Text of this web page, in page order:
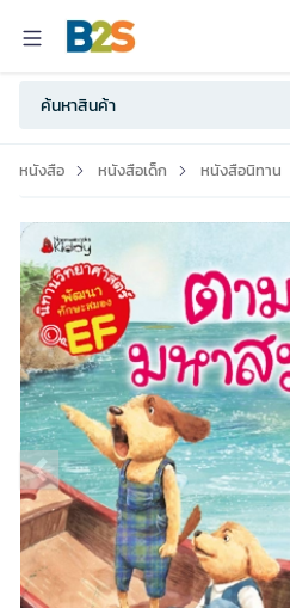
หนังสือ หนังสือเด็ก หนังสือนิทาน
Previous slide